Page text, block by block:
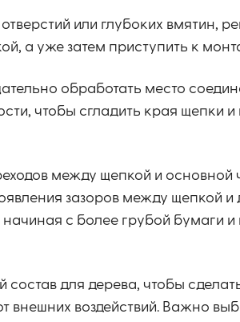
или глубоких вмятин,
а уже затем приступить к
обработать место
чтобы сгладить края щепки и
между щепкой и основной
зазоров между щепкой и
с более грубой бумаги и
для дерева, чтобы
внешних воздействий. Важно